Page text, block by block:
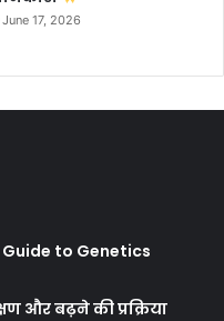
June 17, 2026
Guide to Genetics
और बढ़ने की प्रक्रिया